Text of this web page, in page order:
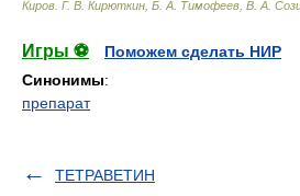
Киров Г. В. Кирюткин, Б. А. Тимофеев, В. А.
Игры ⚽
Поможем сделать НИР
Синонимы:
препарат
ТЕТРАВЕТИН